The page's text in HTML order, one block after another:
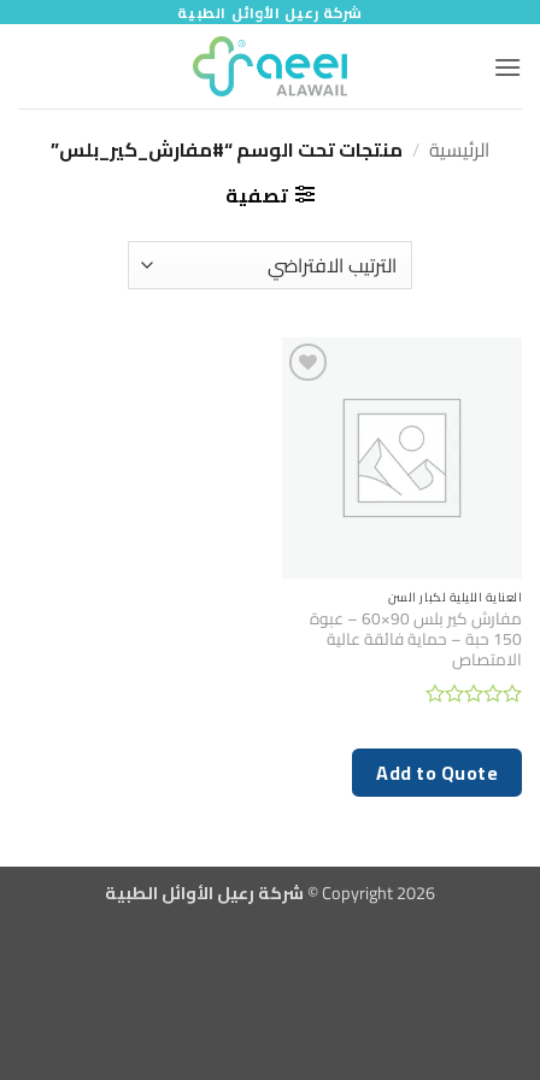
شركة رعيل الأوائل الطبية
الرئيسية / منتجات تحت الوسم “#مفارش_كير_بلس”
تصفية
العناية الليلية لكبار السن
مفارش كير بلس 90×60 – عبوة
150 حبة – حماية فائقة عالية
الامتصاص
0
من
5
Add to Quote
Copyright 2026 © شركة رعيل الأوائل الطبية